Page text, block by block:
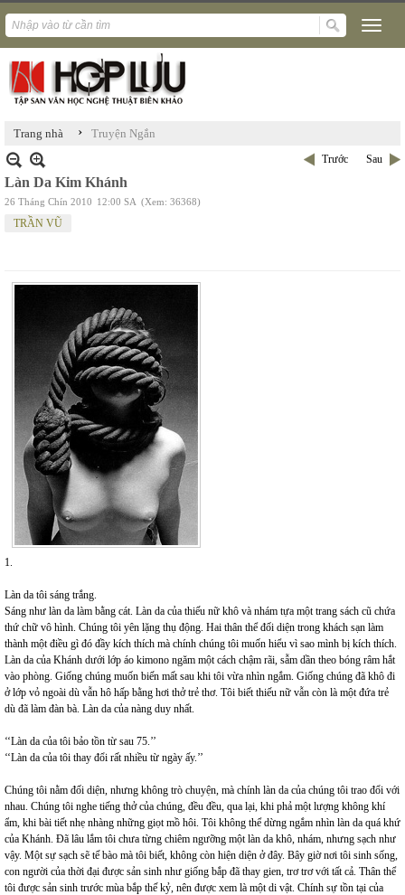
Trang nhà › Truyện Ngắn
Trước Sau
Làn Da Kim Khánh
26 Tháng Chín 2010 12:00 SA (Xem: 36368)
TRẦN VŨ
1.
Làn da tôi sáng trắng.
Sáng như làn da làm bằng cát. Làn da của thiếu nữ khô và nhám tựa một trang sách cũ chứa
thứ chữ vô hình. Chúng tôi yên lặng thụ động. Hai thân thể đối diện trong khách sạn làm
thành một điều gì đó đầy kích thích mà chính chúng tôi muốn hiểu vì sao mình bị kích thích.
Làn da của Khánh dưới lớp áo kimono ngăm một cách chậm rãi, sẫm dần theo bóng râm hắt
vào phòng. Giống chúng muốn biến mất sau khi tôi vừa nhìn ngắm. Giống chúng đã khô đi
ở lớp vỏ ngoài dù vẫn hô hấp bằng hơi thở trẻ thơ. Tôi biết thiếu nữ vẫn còn là một đứa trẻ
dù đã làm đàn bà. Làn da của nàng duy nhất.
‘‘Làn da của tôi bảo tồn từ sau 75.’’
‘‘Làn da của tôi thay đổi rất nhiều từ ngày ấy.’’
Chúng tôi nằm đối diện, nhưng không trò chuyện, mà chính làn da của chúng tôi trao đổi với
nhau. Chúng tôi nghe tiếng thở của chúng, đều đều, qua lại, khi phả một lượng không khí
ẩm, khi bài tiết nhẹ nhàng những giọt mồ hôi. Tôi không thể dừng ngắm nhìn làn da quá khứ
của Khánh. Đã lâu lắm tôi chưa từng chiêm ngưỡng một làn da khô, nhám, nhưng sạch như
vậy. Một sự sạch sẽ tế bào mà tôi biết, không còn hiện diện ở đây. Bây giờ nơi tôi sinh sống,
con người của thời đại được sản sinh như giống bắp đã thay gien, trơ trơ với tất cả. Thân thể
tôi được sản sinh trước mùa bắp thế kỷ, nên được xem là một di vật. Chính sự tồn tại của